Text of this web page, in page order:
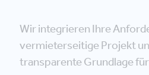
Wir integrieren Ihre
vermieterseitige Projekt
transparente Grundlage